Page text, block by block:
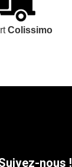
Colissimo
nous !